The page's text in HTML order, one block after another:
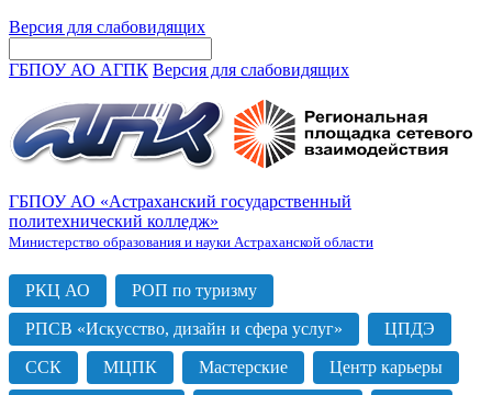
Версия для слабовидящих
ГБПОУ АО АГПК Версия для слабовидящих
ГБПОУ АО «Астраханский государственный
политехнический колледж»
Министерство образования и науки Астраханской области
РКЦ АО РОП по туризму
РПСВ «Искусство, дизайн и сфера услуг» ЦПДЭ
ССК МЦПК Мастерские Центр карьеры